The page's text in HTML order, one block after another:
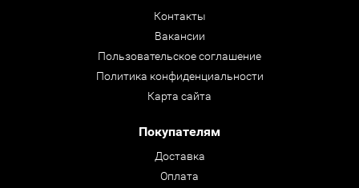
Контакты
Вакансии
Пользовательское соглашение
Политика конфиденциальности
Карта сайта
Покупателям
Доставка
Оплата